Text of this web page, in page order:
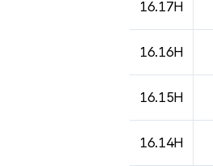
16.17H
16.16H
16.15H
16.14H